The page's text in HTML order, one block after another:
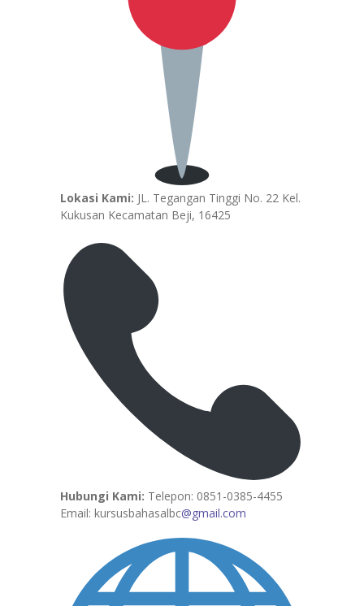
Lokasi Kami: JL. Tegangan Tinggi No. 22 Kel.
Kukusan Kecamatan Beji, 16425
Hubungi Kami: Telepon: 0851-0385-4455
Email: kursusbahasalbc@gmail.com